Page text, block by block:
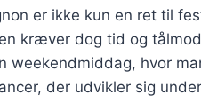
er ikke kun en ret til
kræver dog tid og
weekendmiddag, hvor
der udvikler sig